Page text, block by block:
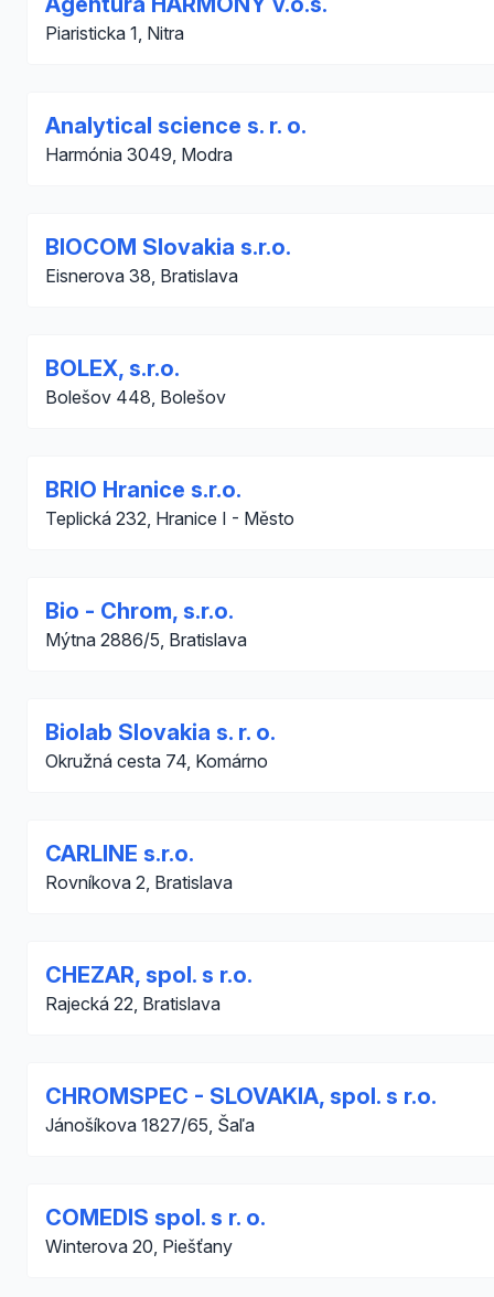
Piaristicka 1, Nitra
Analytical science s. r. o.
Harmónia 3049, Modra
BIOCOM Slovakia s.r.o.
Eisnerova 38, Bratislava
BOLEX, s.r.o.
Bolešov 448, Bolešov
BRIO Hranice s.r.o.
Teplická 232, Hranice I - Město
Bio - Chrom, s.r.o.
Mýtna 2886/5, Bratislava
Biolab Slovakia s. r. o.
Okružná cesta 74, Komárno
CARLINE s.r.o.
Rovníkova 2, Bratislava
CHEZAR, spol. s r.o.
Rajecká 22, Bratislava
CHROMSPEC - SLOVAKIA, spol. s r.o.
Jánošíkova 1827/65, Šaľa
COMEDIS spol. s r. o.
Winterova 20, Piešťany